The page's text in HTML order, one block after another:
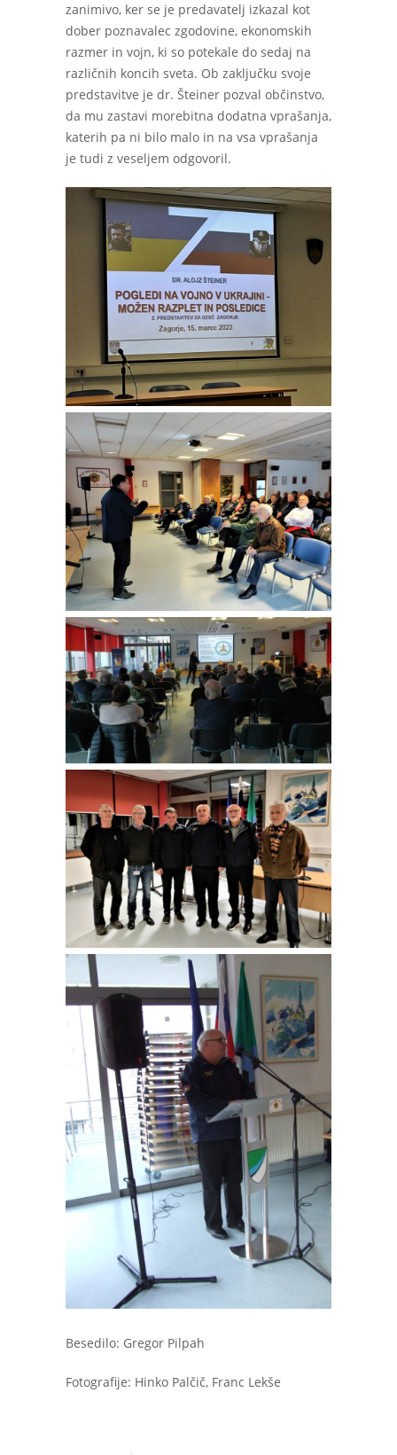
zanimivo, ker se je predavatelj izkazal kot
dober poznavalec zgodovine, ekonomskih
razmer in vojn, ki so potekale do sedaj na
različnih koncih sveta. Ob zaključku svoje
predstavitve je dr. Šteiner pozval občinstvo,
da mu zastavi morebitna dodatna vprašanja,
katerih pa ni bilo malo in na vsa vprašanja
je tudi z veseljem odgovoril.
Besedilo: Gregor Pilpah
Fotografije: Hinko Palčič, Franc Lekše